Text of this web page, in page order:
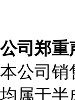
公司郑重
本公司销
均属于半